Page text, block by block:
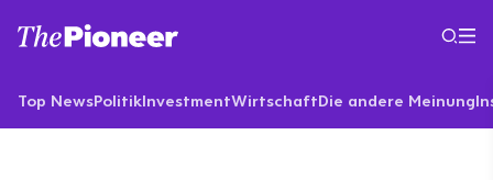
Top NewsPolitikInvestmentWirtschaftDie andere Meinung